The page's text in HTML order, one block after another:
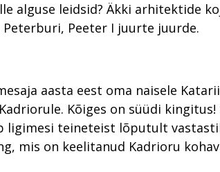
alguse leidsid? Äkki arhitektide
Peeter I juurte juurde.
aasta eest oma naisele
Kõiges on süüdi
ligimesi teineteist lõputult
mis on keelitanud Kadrioru